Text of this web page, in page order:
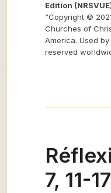
Edition
“Copyright ©
Churches of
America. Used
reserved
7, 11-17